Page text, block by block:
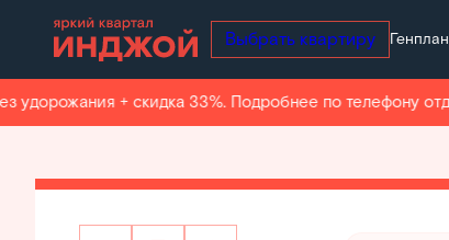
Выбрать квартиру Генплан
+ скидка 33%. Подробнее по телефону
4-комнатная101.3 м2
46 930 625 руб.